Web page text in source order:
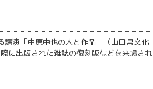
演「中原中也の人と作品」（山口県文化
に出版された雑誌の復刻版などを来場され